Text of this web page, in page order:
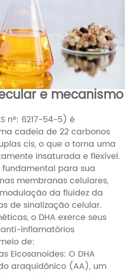
e mecanismo
nº: 6217-54-5) é
cadeia de 22 carbonos
cis, o que o torna uma
insaturada e flexível.
fundamental para sua
membranas celulares,
da fluidez da
de sinalização celular.
o DHA exerce seus
inflamatórios
de:
Eicosanoides: O DHA
araquidônico (AA), um